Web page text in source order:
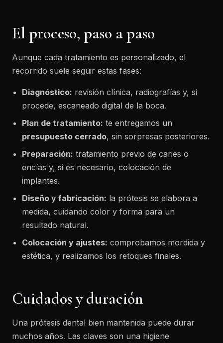
El proceso, paso a paso
Aunque cada tratamiento es personalizado, el
recorrido suele seguir estas fases:
Diagnóstico: revisión clínica, radiografías y, si
procede, escaneado digital de la boca.
Plan de tratamiento: te entregamos un
presupuesto cerrado, sin sorpresas posteriores.
Preparación: tratamiento previo de caries o
encías y, si es necesario, colocación de
implantes.
Diseño y fabricación: la prótesis se elabora a
medida, cuidando color y forma para un
resultado natural.
Colocación y ajustes: comprobamos mordida y
estética, y realizamos los retoques finales.
Cuidados y duración
Una prótesis dental bien mantenida puede durar
muchos años. Las claves son una higiene